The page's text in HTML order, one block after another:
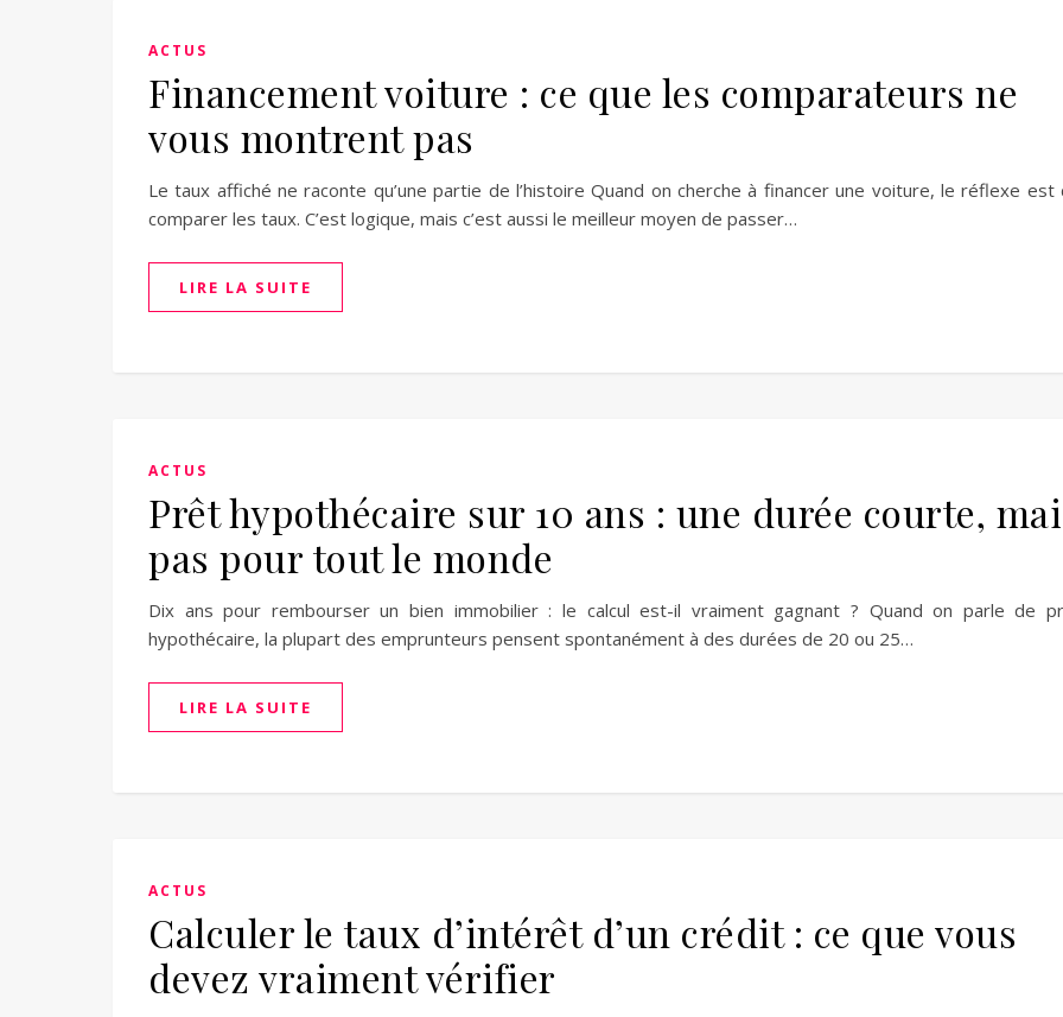
ACTUS
Financement voiture : ce que les comparateurs ne
vous montrent pas
Le taux affiché ne raconte qu’une partie de l’histoire Quand on cherche à financer une voiture, le réflexe est
comparer les taux. C’est logique, mais c’est aussi le meilleur moyen de passer…
LIRE LA SUITE
ACTUS
Prêt hypothécaire sur 10 ans : une durée courte,
pas pour tout le monde
Dix ans pour rembourser un bien immobilier : le calcul est-il vraiment gagnant ? Quand on parle de
hypothécaire, la plupart des emprunteurs pensent spontanément à des durées de 20 ou 25…
LIRE LA SUITE
ACTUS
Calculer le taux d’intérêt d’un crédit : ce que vous
devez vraiment vérifier